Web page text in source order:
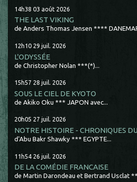
14h38 03 août 2026
THE LAST VIKING
de Anders Thomas Jensen ****
12h10 29 juil. 2026
L'ODYSSÉE
de Christopher Nolan ***(*)...
15h57 28 juil. 2026
SOUS LE CIEL DE KYOTO
de Akiko Oku *** JAPON avec...
20h05 27 juil. 2026
NOTRE HISTOIRE - CHRONIQUES
d'Abu Bakr Shawky *** EGYPTE...
11h54 26 juil. 2026
DE LA COMÉDIE FRANCAISE
de Martin Darondeau et Bertrand Usclat